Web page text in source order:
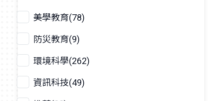
美學教育(78)
防災教育(9)
環境科學(262)
資訊科技(49)